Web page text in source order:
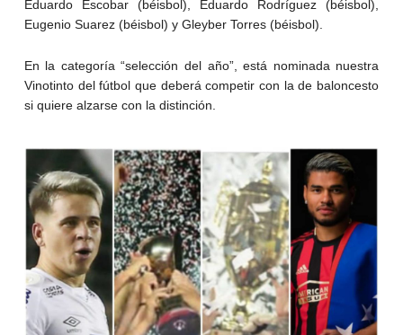
Eduardo Escobar (béisbol), Eduardo Rodríguez (béisbol),
Eugenio Suarez (béisbol) y Gleyber Torres (béisbol).
En la categoría “selección del año”, está nominada nuestra
Vinotinto del fútbol que deberá competir con la de baloncesto
si quiere alzarse con la distinción.